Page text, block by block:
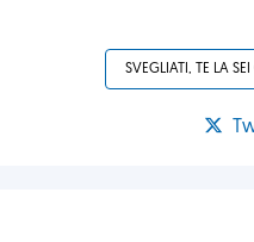
SVEGLIATI, TE LA